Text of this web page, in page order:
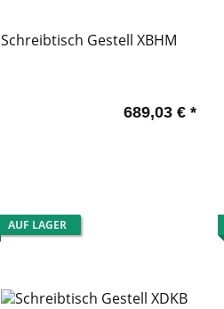
Schreibtisch Gestell XBHM
689,03 € *
AUF LAGER